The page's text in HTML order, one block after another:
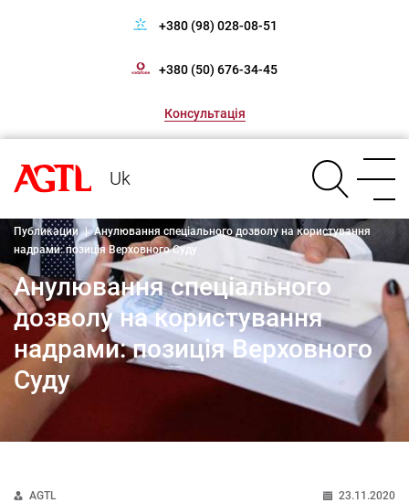
+380 (98) 028-08-51
+380 (50) 676-34-45
Консультація
Uk
Публикации | Анулювання спеціального дозволу на користування
надрами: позиція Верховного Суду
Анулювання спеціального
дозволу на користування
надрами: позиція Верховного
Суду
AGTL 23.11.2020